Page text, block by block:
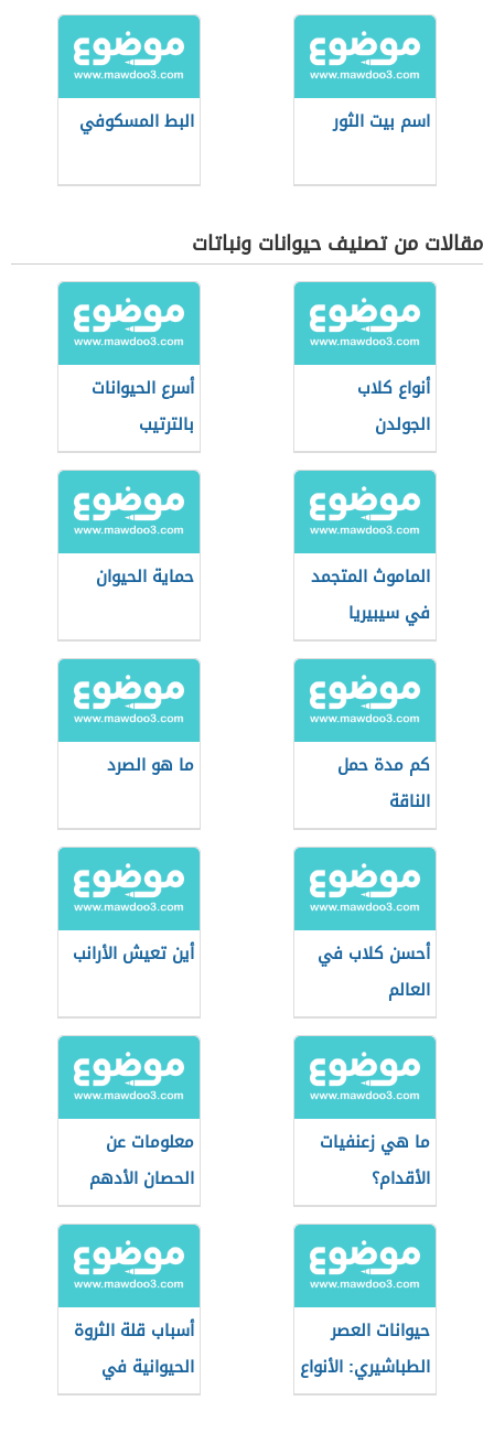
اسم بيت الثور البط المسكوفي
مقالات من تصنيف حيوانات ونباتات
أنواع كلاب
الجولدن
أسرع الحيوانات
بالترتيب
الماموث المتجمد
في سيبيريا
حماية الحيوان
كم مدة حمل
الناقة
ما هو الصرد
أحسن كلاب في
العالم
أين تعيش الأرانب
ما هي زعنفيات
الأقدام؟
معلومات عن
الحصان الأدهم
حيوانات العصر
الطباشيري: الأنواع
والهيمنة
أسباب قلة الثروة
الحيوانية في
الوطن العربي